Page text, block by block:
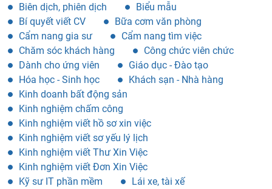
Biên dịch, phiên dịch
Biểu mẫu
Bí quyết viết CV
Bữa cơm văn phòng
Cẩm nang gia sư
Cẩm nang tìm việc
Chăm sóc khách hàng
Công chức viên chức
Dành cho ứng viên
Giáo dục - Đào tạo
Hóa học - Sinh học
Khách sạn - Nhà hàng
Kinh doanh bất động sản
Kinh nghiệm chấm công
Kinh nghiệm viết hồ sơ xin việc
Kinh nghiệm viết sơ yếu lý lịch
Kinh nghiệm viết Thư Xin Việc
Kinh nghiệm viết Đơn Xin Việc
Kỹ sư IT phần mềm
Lái xe, tài xế